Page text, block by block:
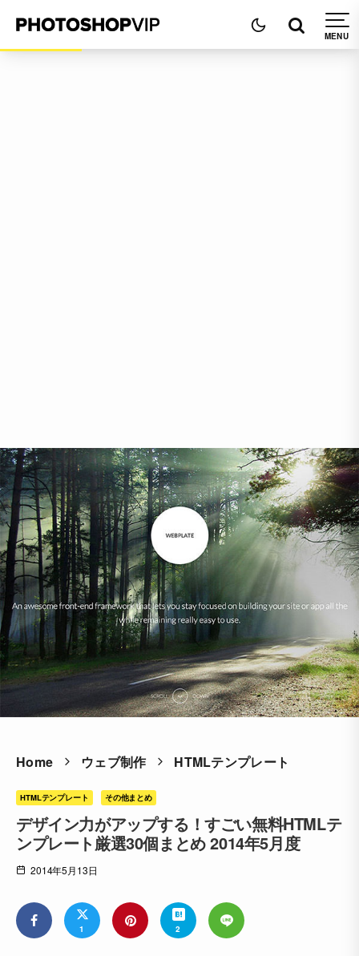
Home ウェブ制作 HTMLテンプレート
HTMLテンプレート その他まとめ
デザイン力がアップする！すごい無料HTMLテ
ンプレート厳選30個まとめ 2014年5月度
2014年5月13日
1 2